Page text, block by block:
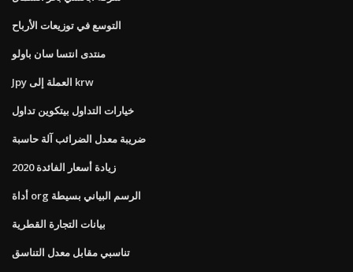
التوسع في توزيعات الأرباح
منتدى انتسا سان باولو
Jpy العملة إلى krw
خيارات التداول بيتكوين تداول
ضريبة معدل الضرائب آلة حاسبة
زيادة أسعار الفائدة 2020
أداة org الرسم البياني بسيطة
بيانات التجارة القطرية
تناسبي مقابل معدل التناسق